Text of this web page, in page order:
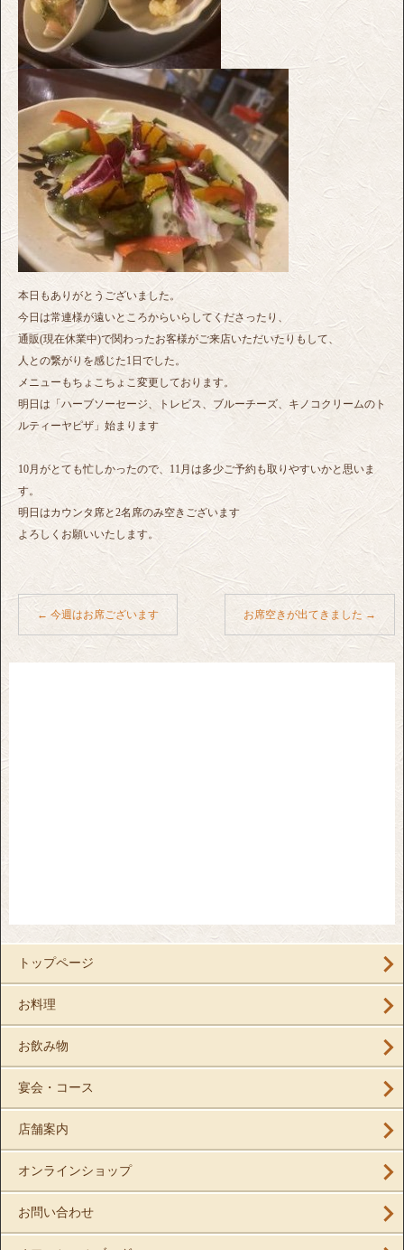
本日もありがとうございました。
今日は常連様が遠いところからいらしてくださったり、
通販(現在休業中)で関わったお客様がご来店いただいたりもして、
人との繋がりを感じた1日でした。
メニューもちょこちょこ変更しております。
明日は「ハーブソーセージ、トレビス、ブルーチーズ、キノコクリームのト
ルティーヤピザ」始まります
10月がとても忙しかったので、11月は多少ご予約も取りやすいかと思いま
す。
明日はカウンタ席と2名席のみ空きございます
よろしくお願いいたします。
← 今週はお席ございます お席空きが出てきました →
トップページ
お料理
お飲み物
宴会・コース
店舗案内
オンラインショップ
お問い合わせ